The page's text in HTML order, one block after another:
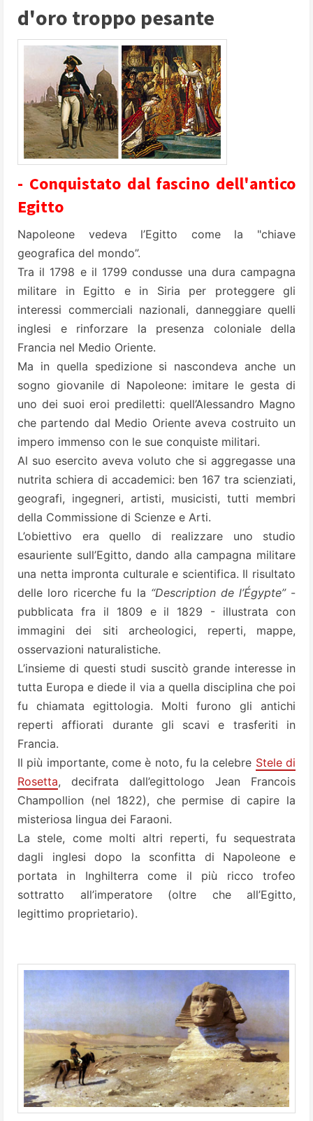
d'oro troppo pesante
- Conquistato dal fascino dell'antico
Egitto
Napoleone vedeva l’Egitto come la "chiave
geografica del mondo”.
Tra il 1798 e il 1799 condusse una dura campagna
militare in Egitto e in Siria per proteggere gli
interessi commerciali nazionali, danneggiare quelli
inglesi e rinforzare la presenza coloniale della
Francia nel Medio Oriente.
Ma in quella spedizione si nascondeva anche un
sogno giovanile di Napoleone: imitare le gesta di
uno dei suoi eroi prediletti: quell’Alessandro Magno
che partendo dal Medio Oriente aveva costruito un
impero immenso con le sue conquiste militari.
Al suo esercito aveva voluto che si aggregasse una
nutrita schiera di accademici: ben 167 tra scienziati,
geografi, ingegneri, artisti, musicisti, tutti membri
della Commissione di Scienze e Arti.
L’obiettivo era quello di realizzare uno studio
esauriente sull’Egitto, dando alla campagna militare
una netta impronta culturale e scientifica. Il risultato
delle loro ricerche fu la “Description de l’Égypte”-
pubblicata fra il 1809 e il 1829 - illustrata con
immagini dei siti archeologici, reperti, mappe,
osservazioni naturalistiche.
L’insieme di questi studi suscitò grande interesse in
tutta Europa e diede il via a quella disciplina che poi
fu chiamata egittologia. Molti furono gli antichi
reperti affiorati durante gli scavi e trasferiti in
Francia.
Il più importante, come è noto, fu la celebre Stele di
Rosetta, decifrata dall’egittologo Jean Francois
Champollion (nel 1822), che permise di capire la
misteriosa lingua dei Faraoni.
La stele, come molti altri reperti, fu sequestrata
dagli inglesi dopo la sconfitta di Napoleone e
portata in Inghilterra come il più ricco trofeo
sottratto all’imperatore (oltre che all’Egitto,
legittimo proprietario).